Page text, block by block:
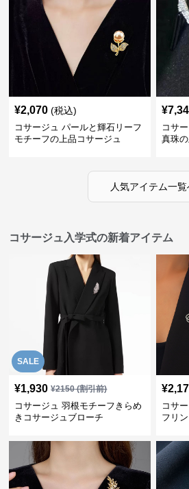
¥2,070 (税込)
コサージュ パールと輝石リーフ
モチーフの上品コサージュ
¥
コサ
真珠
人気アイテム一覧
コサージュ入学式の新着アイテム
SALE
¥1,930 ¥2150(割引前)
コサージュ 羽根モチーフきらめ
きコサージュブローチ
¥
コサ
フリ